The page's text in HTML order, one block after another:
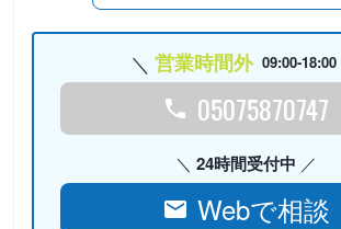
営業時間外 09:00-18:00
05075870747
24時間受付中
Webで相談